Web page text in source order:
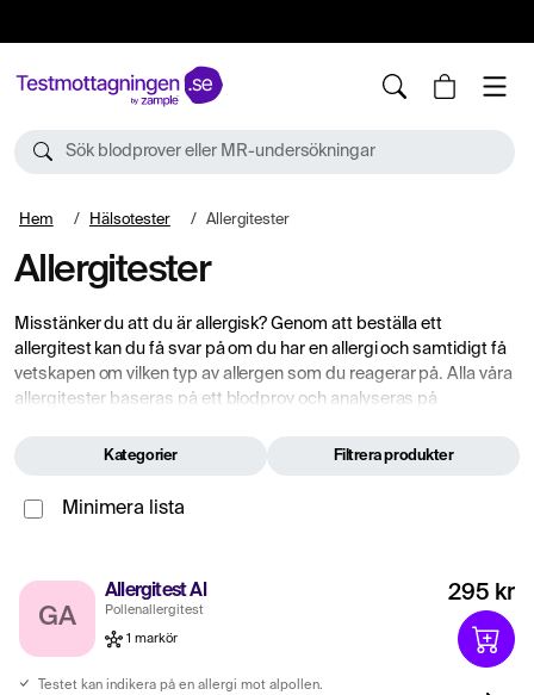
Sök blodprover eller MR-undersökningar
Hem Hälsotester Allergitester
Allergitester
Misstänker du att du är allergisk? Genom att beställa ett
allergitest kan du få svar på om du har en allergi och samtidigt få
vetskapen om vilken typ av allergen som du reagerar på. Alla våra
allergitester baseras på ett blodprov och analyseras på
Kategorier Filtrera produkter
Minimera lista
GA
Allergitest Al
Pollenallergitest
1 markör
Testet kan indikera på en allergi mot alpollen.
295 kr